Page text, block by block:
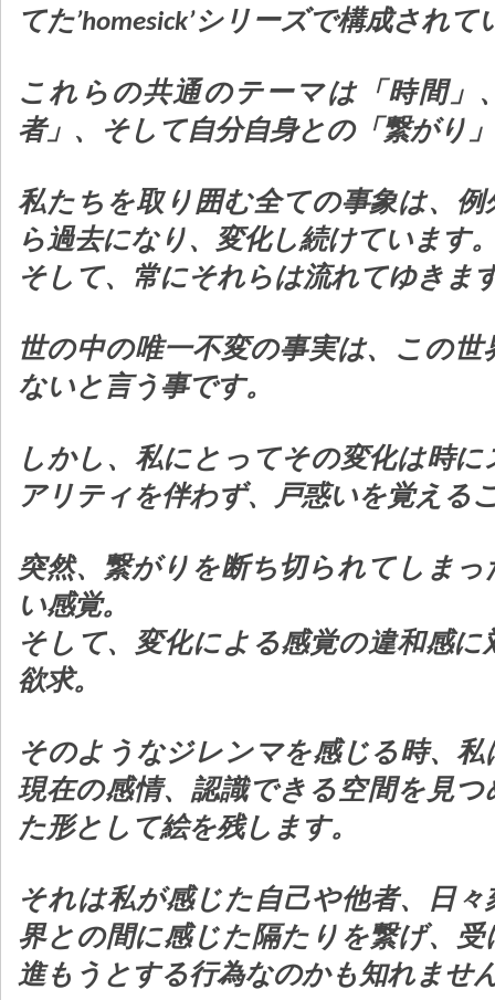
てた’homesick’シリーズで構成されて
これらの共通のテーマは「時間」
者」、そして自分自身との「繋がり
私たちを取り囲む全ての事象は、例
ら過去になり、変化し続けています
そして、常にそれらは流れてゆきま
世の中の唯一不変の事実は、この
ないと言う事です。
しかし、私にとってその変化は時
アリティを伴わず、戸惑いを覚える
突然、繋がりを断ち切られてしまっ
い感覚。
そして、変化による感覚の違和感
欲求。
そのようなジレンマを感じる時、
現在の感情、認識できる空間を見つ
た形として絵を残します。
それは私が感じた自己や他者、日
界との間に感じた隔たりを繋げ、受
進もうとする行為なのかも知れませ